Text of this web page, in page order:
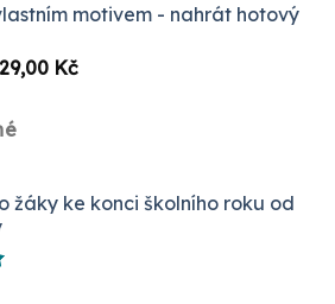
motivem - nahrát hotový
Původní
byla:
Kč.
29,00 KčAktuální
žáky ke konci školního roku od